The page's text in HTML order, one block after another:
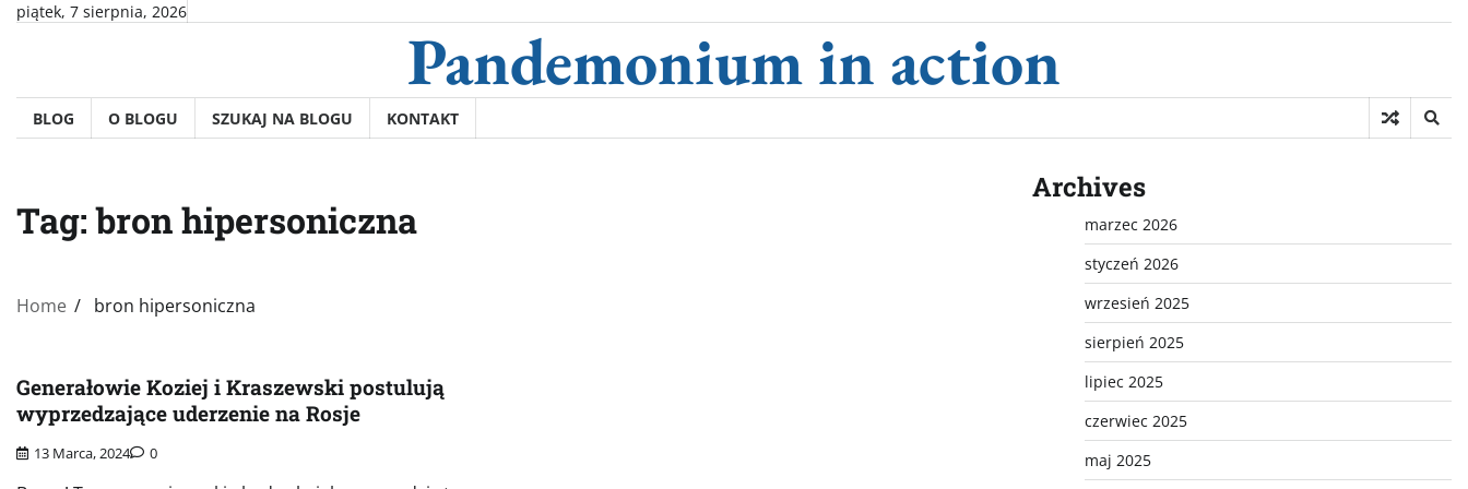
Skippiątek, 7 sierpnia, 2026
Pandemonium in action
BLOG O BLOGU SZUKAJ NA BLOGU KONTAKT
Tag:bron hipersoniczna
Home bron hipersoniczna
Generałowie Koziej i Kraszewski postulują
wyprzedzające uderzenie na Rosje
13 Marca, 2024 0
Archives
marzec 2026
styczeń 2026
wrzesień 2025
sierpień 2025
lipiec 2025
czerwiec 2025
maj 2025